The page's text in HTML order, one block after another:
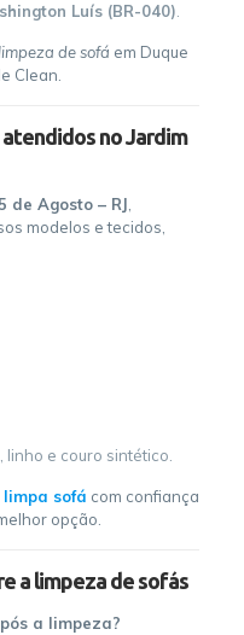
Luís (BR-040)
de sofá em Duque
Clean.
no Jardim
de Agosto – RJ
modelos e tecidos,
e couro sintético.
limpa sofá com confiança
opção.
a limpeza de sofás
a limpeza?